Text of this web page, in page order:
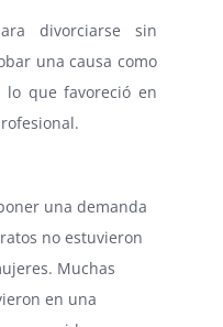
divorciarse sin
una causa como
que favoreció en
una demanda
no estuvieron
Muchas
en una